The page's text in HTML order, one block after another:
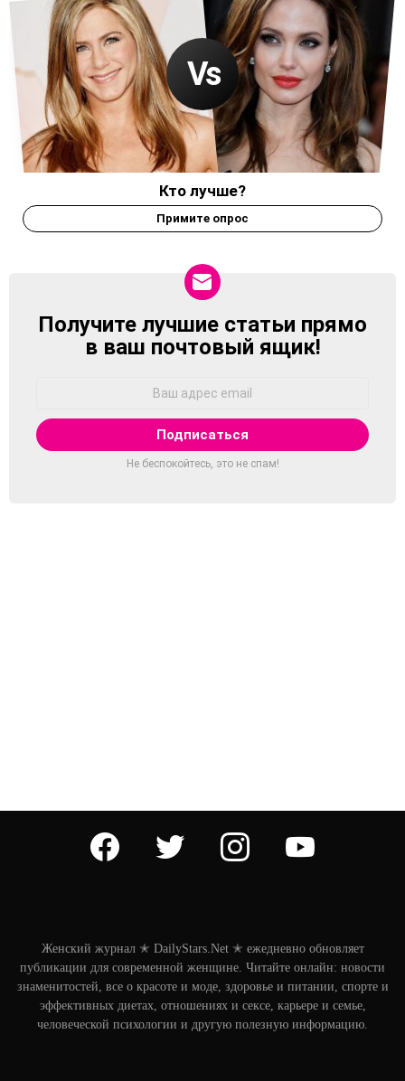
Кто лучше?
Примите опрос
NEWSLETTER
Получите лучшие статьи прямо
в ваш почтовый ящик!
Не беспокойтесь, это не спам!
facebook twitter instagram youtube
Женский журнал ✭ DailyStars.Net ✭ ежедневно обновляет
публикации для современной женщине. Читайте онлайн: новости
знаменитостей, все о красоте и моде, здоровье и питании, спорте и
эффективных диетах, отношениях и сексе, карьере и семье,
человеческой психологии и другую полезную информацию.